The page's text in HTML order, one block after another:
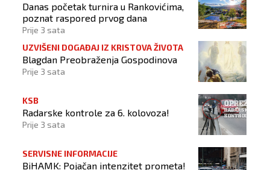
Danas početak turnira u Rankovićima,
poznat raspored prvog dana
Prije 3 sata
UZVIŠENI DOGAĐAJ IZ KRISTOVA ŽIVOTA
Blagdan Preobraženja Gospodinova
Prije 3 sata
KSB
Radarske kontrole za 6. kolovoza!
Prije 3 sata
SERVISNE INFORMACIJE
BiHAMK: Pojačan intenzitet prometa!